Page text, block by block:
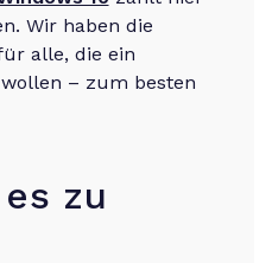
Wir haben die
alle, die ein
– zum besten
zu